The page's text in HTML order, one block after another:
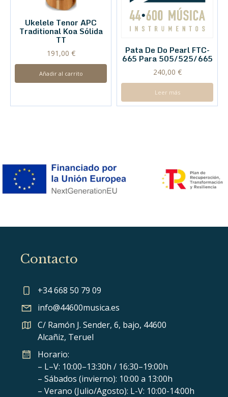
Ukelele Tenor APC
Traditional Koa Sólida
TT
191,00 €
Añadir al carrito
Pata De Do Pearl FTC-
665 Para 505/525/665
240,00 €
Leer más
Contacto
+34 668 50 79 09
info@44600musica.es
C/ Ramón J. Sender, 6, bajo, 44600
Alcañiz, Teruel
Horario:
– L–V: 10:00–13:30h / 16:30–19:00h
– Sábados (invierno): 10:00 a 13:00h
– Verano (Julio/Agosto): L-V: 10:00-14:00h